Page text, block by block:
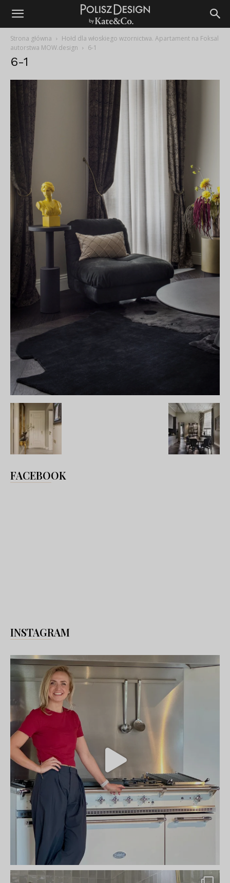
Strona główna
Hołd dla włoskiego wzornictwa. Apartament na Foksal
autorstwa MOW.design
6-1
6-1
FACEBOOK
INSTAGRAM